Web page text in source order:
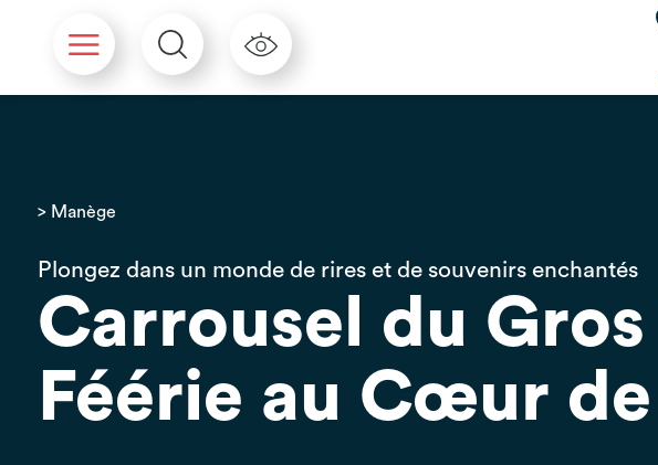
> Manège
Plongez dans un monde de rires et de souvenirs enchantés
Carrousel du
Féérie au Cœur